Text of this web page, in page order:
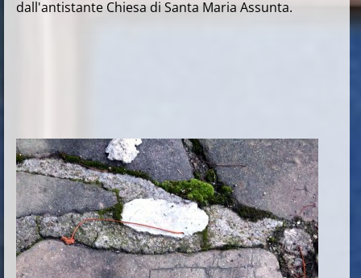
dall'antistante Chiesa di Santa Maria Assunta.